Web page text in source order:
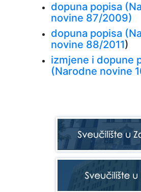
dopuna popisa
novine 87/2009)
dopuna popisa
novine 88/2011)
izmjene i dopune
(Narodne novine